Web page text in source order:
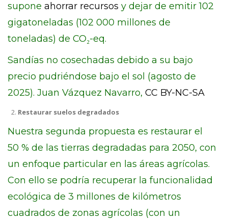
supone ahorrar recursos y dejar de emitir 102
gigatoneladas (102 000 millones de
toneladas) de CO₂-eq.
Sandías no cosechadas debido a su bajo
precio pudriéndose bajo el sol (agosto de
2025). Juan Vázquez Navarro, CC BY-NC-SA
Restaurar suelos degradados
Nuestra segunda propuesta es restaurar el
50 % de las tierras degradadas para 2050, con
un enfoque particular en las áreas agrícolas.
Con ello se podría recuperar la funcionalidad
ecológica de 3 millones de kilómetros
cuadrados de zonas agrícolas (con un